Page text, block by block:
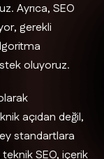
Ayrıca, SEO
gerekli
oluyoruz.
açıdan değil,
standartlara
SEO, içerik